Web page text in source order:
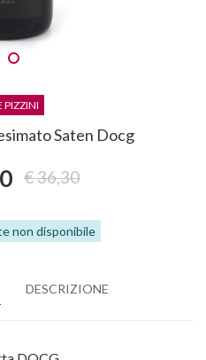
PIZZINI
Saten Docg
€ 36,30
non disponibile
DESCRIZIONE